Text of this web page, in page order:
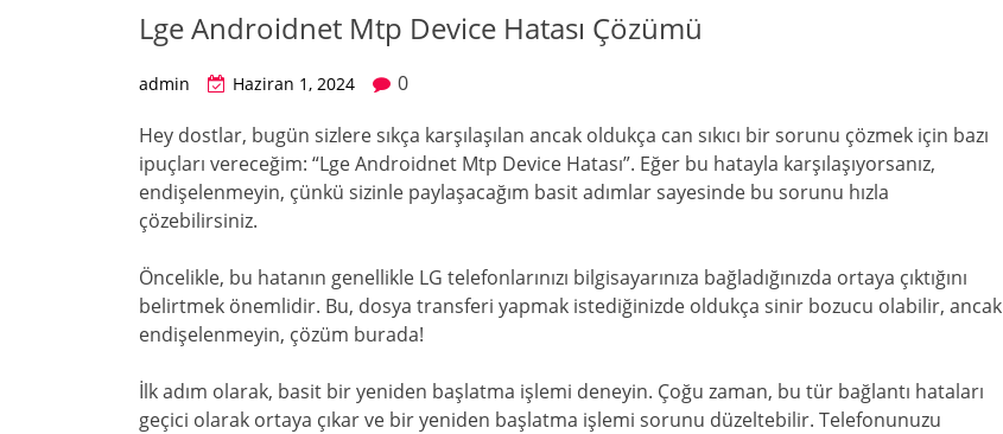
Lge Androidnet Mtp Device Hatası Çözümü
admin Haziran 1, 2024
0
Hey dostlar, bugün sizlere sıkça karşılaşılan ancak oldukça can sıkıcı bir sorunu çözmek için bazı
ipuçları vereceğim: “Lge Androidnet Mtp Device Hatası”. Eğer bu hatayla karşılaşıyorsanız,
endişelenmeyin, çünkü sizinle paylaşacağım basit adımlar sayesinde bu sorunu hızla
çözebilirsiniz.
Öncelikle, bu hatanın genellikle LG telefonlarınızı bilgisayarınıza bağladığınızda ortaya çıktığını
belirtmek önemlidir. Bu, dosya transferi yapmak istediğinizde oldukça sinir bozucu olabilir, ancak
endişelenmeyin, çözüm burada!
İlk adım olarak, basit bir yeniden başlatma işlemi deneyin. Çoğu zaman, bu tür bağlantı hataları
geçici olarak ortaya çıkar ve bir yeniden başlatma işlemi sorunu düzeltebilir. Telefonunuzu